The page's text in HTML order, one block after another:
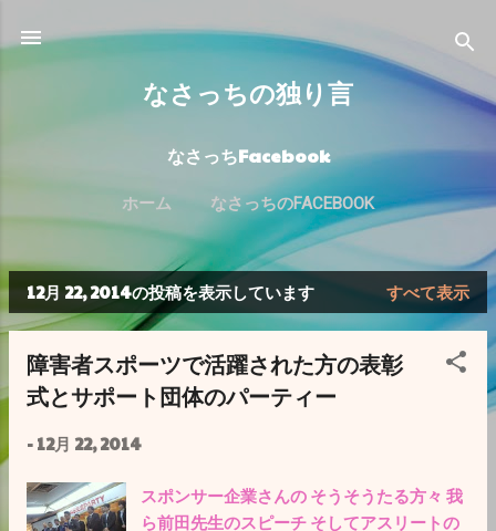
スキップしてメイン コンテンツに移動
なさっちの独り言
なさっちFacebook
ホーム なさっちのFACEBOOK
投
稿
12月 22, 2014の投稿を表示しています すべて表示
障害者スポーツで活躍された方の表彰
式とサポート団体のパーティー
-12月 22, 2014
スポンサー企業さんの そうそうたる方々 我
ら前田先生のスピーチ そしてアスリートの